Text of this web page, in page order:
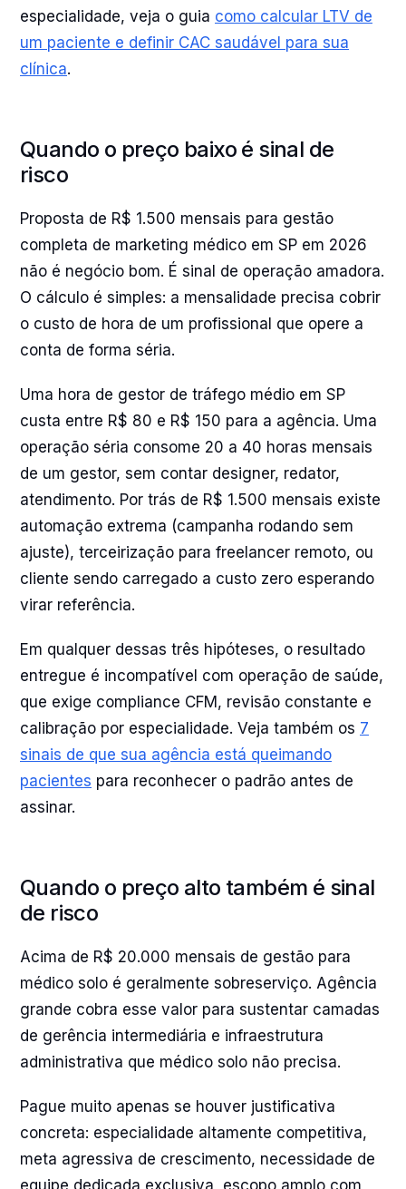
especialidade, veja o guia como calcular LTV de
um paciente e definir CAC saudável para sua
clínica.
Quando o preço baixo é sinal de
risco
Proposta de R$ 1.500 mensais para gestão
completa de marketing médico em SP em 2026
não é negócio bom. É sinal de operação amadora.
O cálculo é simples: a mensalidade precisa cobrir
o custo de hora de um profissional que opere a
conta de forma séria.
Uma hora de gestor de tráfego médio em SP
custa entre R$ 80 e R$ 150 para a agência. Uma
operação séria consome 20 a 40 horas mensais
de um gestor, sem contar designer, redator,
atendimento. Por trás de R$ 1.500 mensais existe
automação extrema (campanha rodando sem
ajuste), terceirização para freelancer remoto, ou
cliente sendo carregado a custo zero esperando
virar referência.
Em qualquer dessas três hipóteses, o resultado
entregue é incompatível com operação de saúde,
que exige compliance CFM, revisão constante e
calibração por especialidade. Veja também os 7
sinais de que sua agência está queimando
pacientes para reconhecer o padrão antes de
assinar.
Quando o preço alto também é sinal
de risco
Acima de R$ 20.000 mensais de gestão para
médico solo é geralmente sobreserviço. Agência
grande cobra esse valor para sustentar camadas
de gerência intermediária e infraestrutura
administrativa que médico solo não precisa.
Pague muito apenas se houver justificativa
concreta: especialidade altamente competitiva,
meta agressiva de crescimento, necessidade de
equipe dedicada exclusiva, escopo amplo com